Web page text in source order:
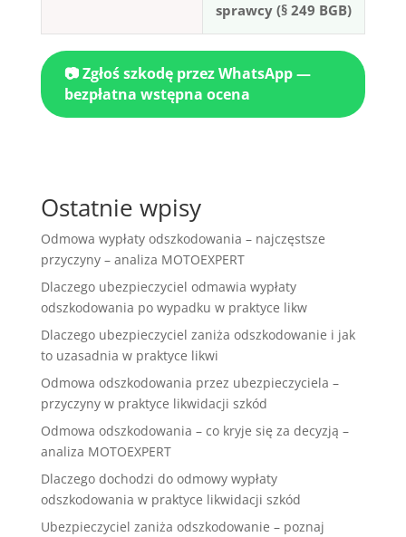
sprawcy (§ 249 BGB)
📷 Zgłoś szkodę przez WhatsApp —
bezpłatna wstępna ocena
Ostatnie wpisy
Odmowa wypłaty odszkodowania – najczęstsze
przyczyny – analiza MOTOEXPERT
Dlaczego ubezpieczyciel odmawia wypłaty
odszkodowania po wypadku w praktyce likw
Dlaczego ubezpieczyciel zaniża odszkodowanie i jak
to uzasadnia w praktyce likwi
Odmowa odszkodowania przez ubezpieczyciela –
przyczyny w praktyce likwidacji szkód
Odmowa odszkodowania – co kryje się za decyzją –
analiza MOTOEXPERT
Dlaczego dochodzi do odmowy wypłaty
odszkodowania w praktyce likwidacji szkód
Ubezpieczyciel zaniża odszkodowanie – poznaj